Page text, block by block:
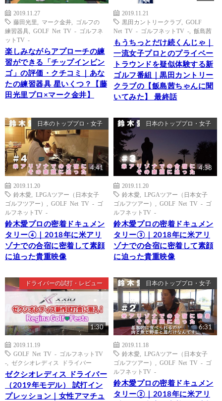
2019.11.27
藤田光里
マーク金井
ゴルフの
練習器具
GOLF Net TV - ゴルフネ
ットTV -
楽しみながらアプローチの練
習ができる「チップインビン
ゴ」の評価・クチコミ｜あな
たの練習器具 星いくつ？【藤
田光里プロ×マーク金井】
2019.11.21
黒田カントリークラブ
GOLF
Net TV - ゴルフネットTV -
飯島茜
もうちっとだけ続くんじゃ｜
一流女子プロとのプライベー
トラウンドを疑似体験する新
ゴルフ番組｜黒田カントリー
クラブの【飯島茜ちゃんに聞
いてみた】 最終話
日本のトッププロ・女子
4:41
2019.11.20
鈴木愛
LPGAツアー（日本女子
ゴルフツアー）
GOLF Net TV - ゴ
ルフネットTV -
鈴木愛プロの密着ドキュメン
タリー④｜2018年に米アリ
ゾナでの合宿に密着して素顔
に迫った貴重映像
日本のトッププロ・女子
4:38
2019.11.20
鈴木愛
LPGAツアー（日本女子
ゴルフツアー）
GOLF Net TV - ゴ
ルフネットTV -
鈴木愛プロの密着ドキュメン
タリー③｜2018年に米アリ
ゾナでの合宿に密着して素顔
に迫った貴重映像
ドライバーの試打・レビュー
1:30
2019.11.19
GOLF Net TV - ゴルフネットTV
-
ゼクシオレディス ドライバー
ゼクシオレディス ドライバー
（2019年モデル） 試打イン
プレッション｜女性アマチュ
日本のトッププロ・女子
6:31
2019.11.18
鈴木愛
LPGAツアー（日本女子
ゴルフツアー）
GOLF Net TV - ゴ
ルフネットTV -
鈴木愛プロの密着ドキュメン
タリー②｜2018年に米アリ